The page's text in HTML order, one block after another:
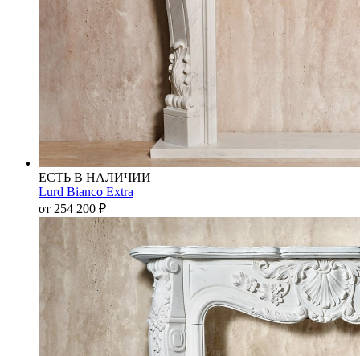
ЕСТЬ В НАЛИЧИИ
Lurd Bianco Extra
от 254 200 ₽